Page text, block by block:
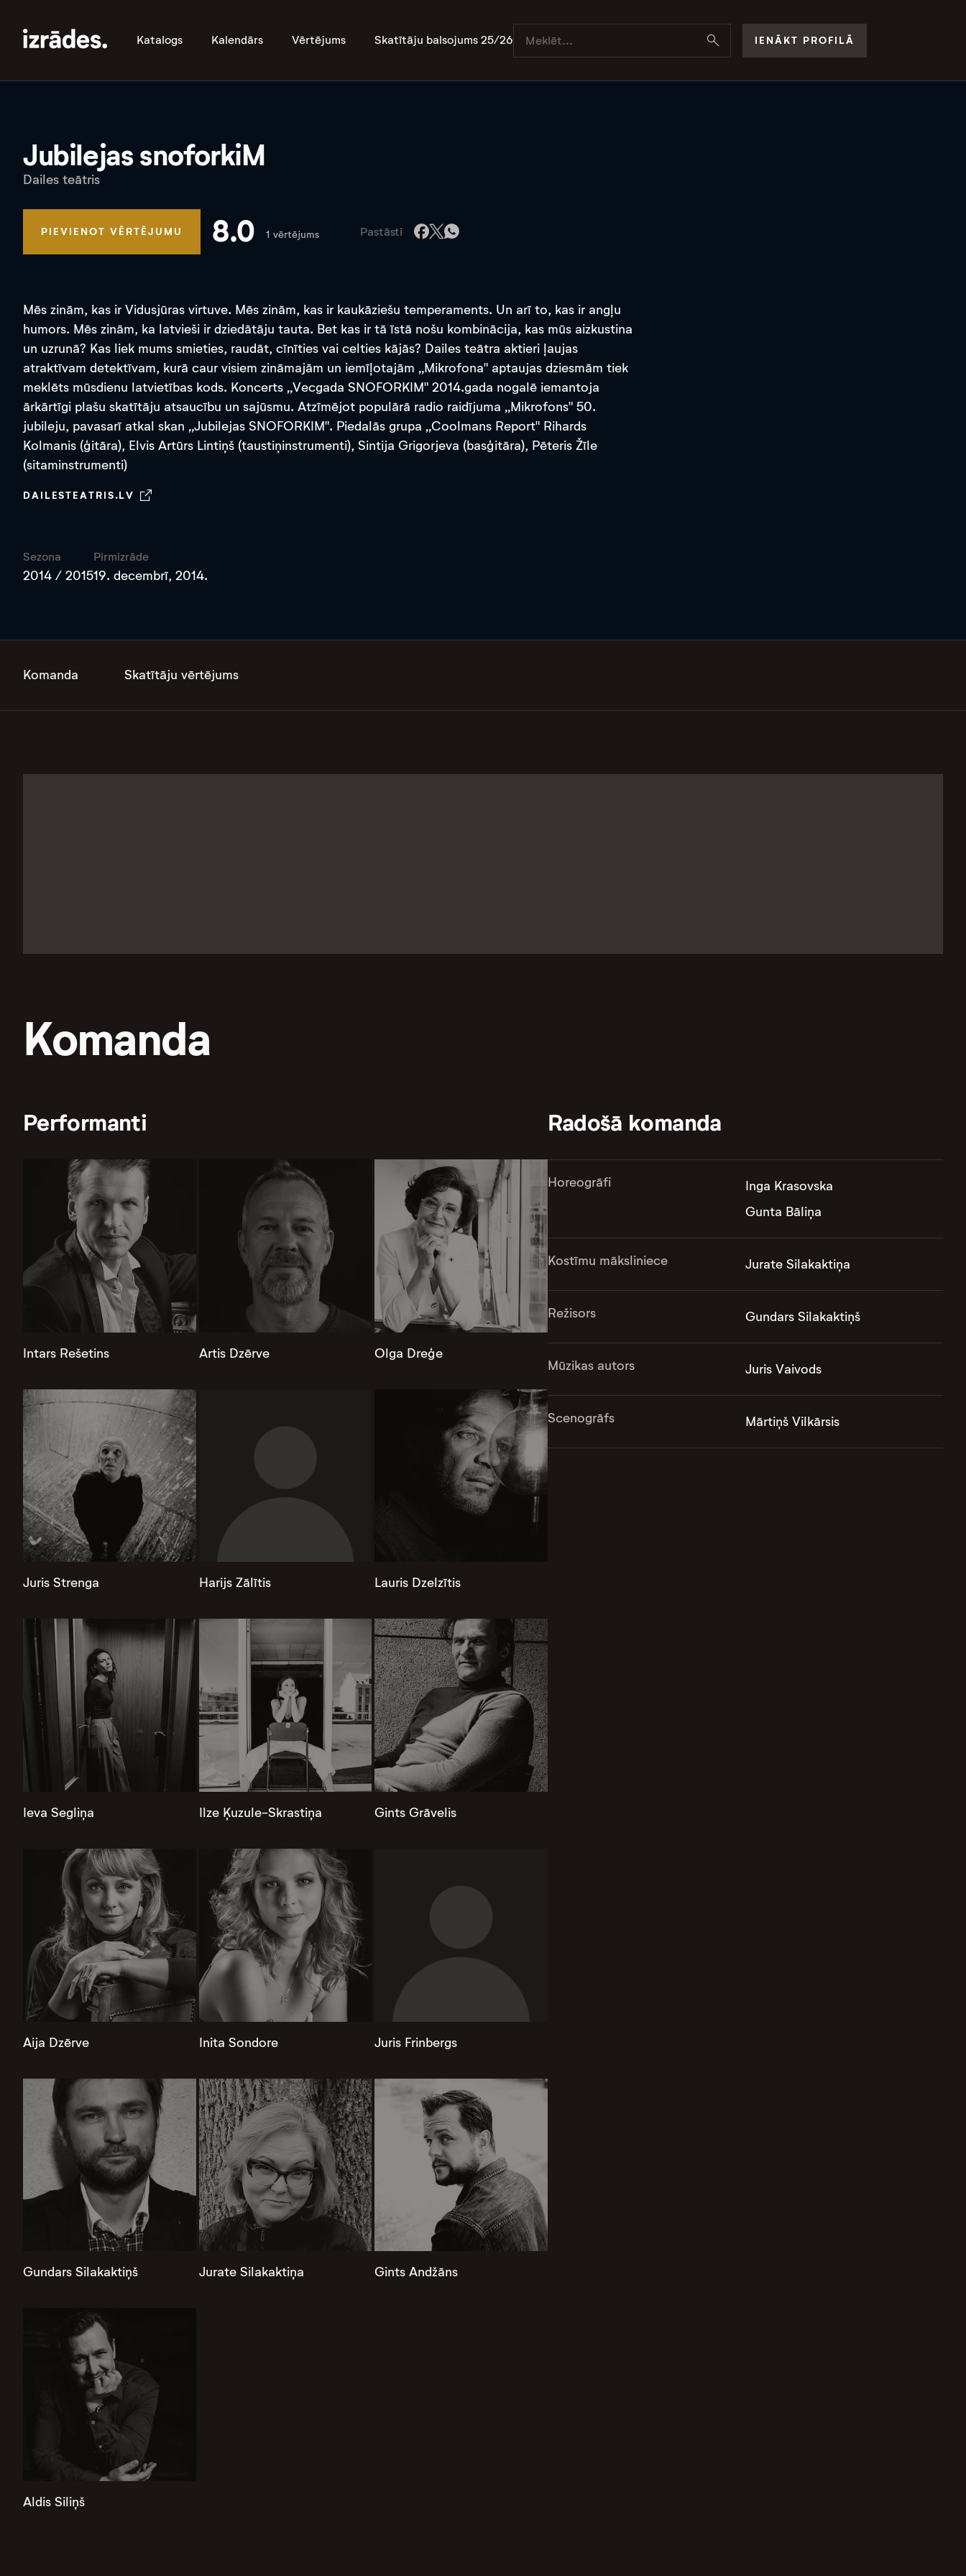
Katalogs Kalendārs Vērtējums Skatītāju balsojums 25/26 IENĀKT PROFILĀ
Jubilejas snoforkiM
Dailes teātris
PIEVIENOT VĒRTĒJUMU 8.0 1 vērtējums Pastāsti
Mēs zinām, kas ir Vidusjūras virtuve. Mēs zinām, kas ir kaukāziešu temperaments. Un arī to, kas ir angļu
humors. Mēs zinām, ka latvieši ir dziedātāju tauta. Bet kas ir tā īstā nošu kombinācija, kas mūs aizkustina
un uzrunā? Kas liek mums smieties, raudāt, cīnīties vai celties kājās? Dailes teātra aktieri ļaujas
atraktīvam detektīvam, kurā caur visiem zināmajām un iemīļotajām „Mikrofona" aptaujas dziesmām tiek
meklēts mūsdienu latvietības kods. Koncerts „Vecgada SNOFORKIM" 2014.gada nogalē iemantoja
ārkārtīgi plašu skatītāju atsaucību un sajūsmu. Atzīmējot populārā radio raidījuma „Mikrofons" 50.
jubileju, pavasarī atkal skan „Jubilejas SNOFORKIM". Piedalās grupa „Coolmans Report" Rihards
Kolmanis (ģitāra), Elvis Artūrs Lintiņš (taustiņinstrumenti), Sintija Grigorjeva (basģitāra), Pēteris Žīle
(sitaminstrumenti)
DAILESTEATRIS.LV
Sezona
2014 / 2015
Pirmizrāde
19. decembrī, 2014.
Komanda Skatītāju vērtējums
Komanda
Performanti
Intars Rešetins Artis Dzērve Olga Dreģe
Juris Strenga Harijs Zālītis Lauris Dzelzītis
Ieva Segliņa Ilze Ķuzule-Skrastiņa Gints Grāvelis
Aija Dzērve Inita Sondore Juris Frinbergs
Gundars Silakaktiņš Jurate Silakaktiņa Gints Andžāns
Aldis Siliņš
Radošā komanda
Horeogrāfi
Inga Krasovska
Gunta Bāliņa
Kostīmu māksliniece Jurate Silakaktiņa
Režisors Gundars Silakaktiņš
Mūzikas autors Juris Vaivods
Scenogrāfs Mārtiņš Vilkārsis